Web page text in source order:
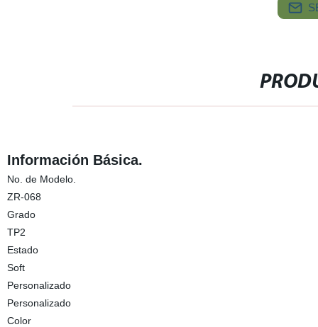
Información Básica.
No. de Modelo.
ZR-068
Grado
TP2
Estado
Soft
Personalizado
Personalizado
Color